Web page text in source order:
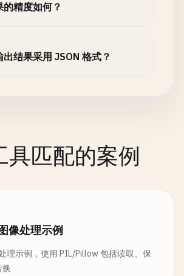
的精度如何？
出结果采用 JSON 格式？
具匹配的案例
像处理示例
理示例，使用 PIL/Pillow 包括读取、保
换